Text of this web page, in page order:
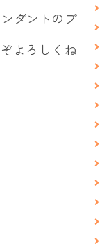
ダントのプ
よろしくね